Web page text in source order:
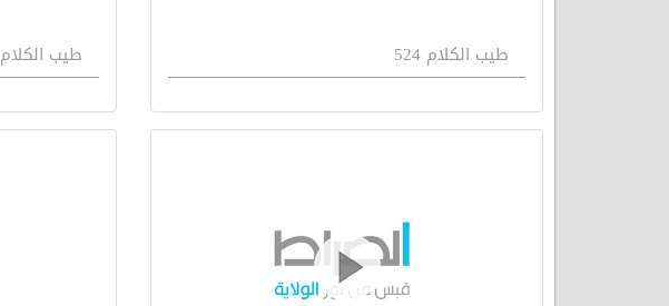
طيب الكلام 524 طيب الكلام 523